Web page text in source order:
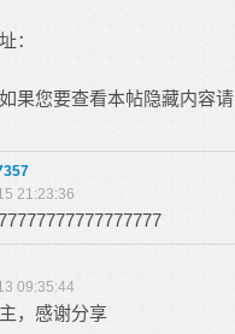
：
果您要查看本帖隐藏内容请
21:23:36
09:35:44
，感谢分享